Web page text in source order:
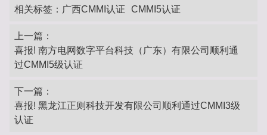
相关标签： 广西CMMI认证 CMMI5认证
上一篇：
喜报! 南方电网数字平台科技（广东）有限公司顺利通
过CMMI5级认证
下一篇：
喜报! 黑龙江正则科技开发有限公司顺利通过CMMI3级
认证